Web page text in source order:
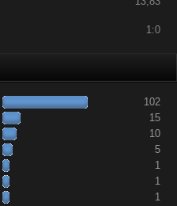
1:0
102
15
10
5
1
1
1